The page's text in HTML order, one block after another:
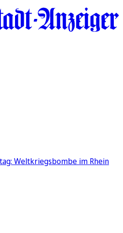
Weltkriegsbombe im Rhein